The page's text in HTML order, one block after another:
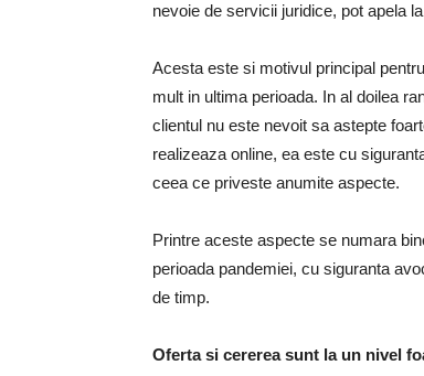
nevoie de servicii juridice, pot apela
Acesta este si motivul principal
mult in ultima perioada. In al doilea
clientul nu este nevoit sa astepte
realizeaza online, ea este cu
ceea ce priveste anumite aspecte.
Printre aceste aspecte se numara
perioada pandemiei, cu siguranta
de timp.
Oferta si cererea sunt la un nivel